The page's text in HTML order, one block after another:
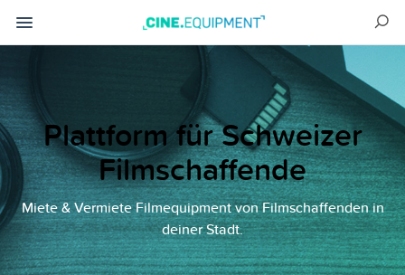
Plattform für Schweizer
Filmschaffende
Miete & Vermiete Filmequipment von Filmschaffenden in
deiner Stadt.